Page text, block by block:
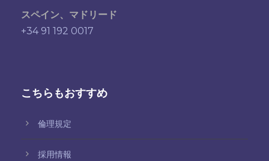
スペイン、マドリード
+34 91 192 0017
こちらもおすすめ
倫理規定
採用情報